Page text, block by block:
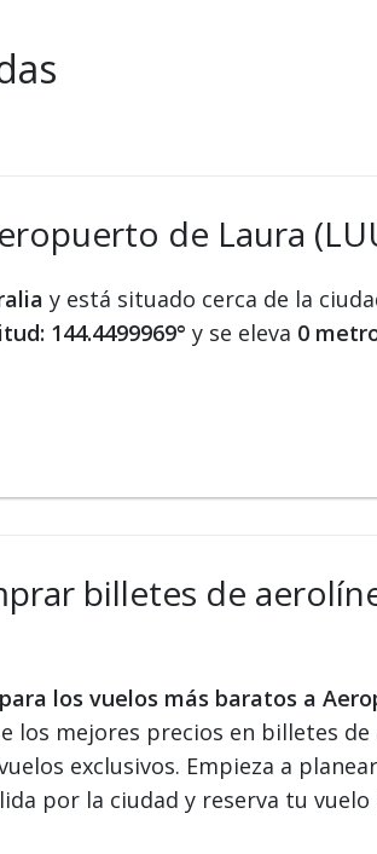
de Laura
y está situado cerca de la
144.4499969° y se eleva 0
billetes de
los vuelos más baratos a
los mejores precios en billetes
exclusivos. Empieza a
por la ciudad y reserva tu vuelo